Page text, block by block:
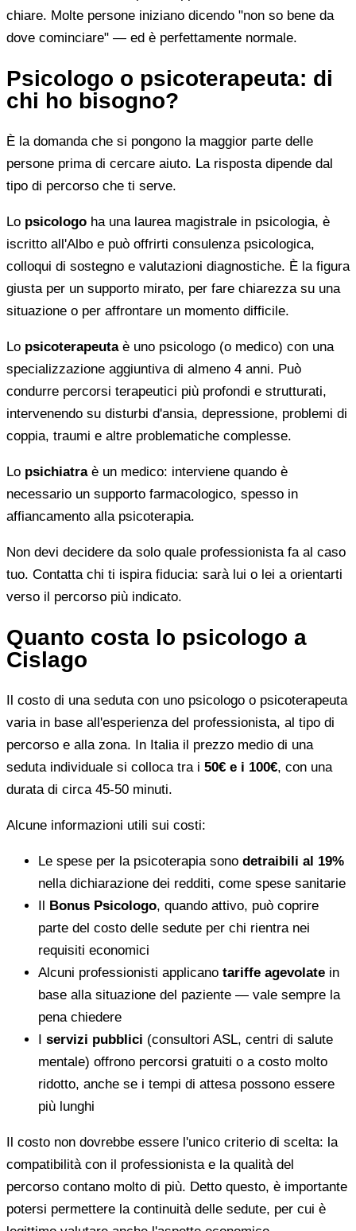
chiare. Molte persone iniziano dicendo "non so bene da
dove cominciare" — ed è perfettamente normale.
Psicologo o psicoterapeuta: di
chi ho bisogno?
È la domanda che si pongono la maggior parte delle
persone prima di cercare aiuto. La risposta dipende dal
tipo di percorso che ti serve.
Lo psicologo ha una laurea magistrale in psicologia, è
iscritto all'Albo e può offrirti consulenza psicologica,
colloqui di sostegno e valutazioni diagnostiche. È la figura
giusta per un supporto mirato, per fare chiarezza su una
situazione o per affrontare un momento difficile.
Lo psicoterapeutaè uno psicologo (o medico) con una
specializzazione aggiuntiva di almeno 4 anni. Può
condurre percorsi terapeutici più profondi e strutturati,
intervenendo su disturbi d'ansia, depressione, problemi di
coppia, traumi e altre problematiche complesse.
Lo psichiatraè un medico: interviene quando è
necessario un supporto farmacologico, spesso in
affiancamento alla psicoterapia.
Non devi decidere da solo quale professionista fa al caso
tuo. Contatta chi ti ispira fiducia: sarà lui o lei a orientarti
verso il percorso più indicato.
Quanto costa lo psicologo a
Cislago
Il costo di una seduta con uno psicologo o psicoterapeuta
varia in base all'esperienza del professionista, al tipo di
percorso e alla zona. In Italia il prezzo medio di una
seduta individuale si colloca tra i 50€ e i 100€, con una
durata di circa 45-50 minuti.
Alcune informazioni utili sui costi:
Le spese per la psicoterapia sono detraibili al 19%
nella dichiarazione dei redditi, come spese sanitarie
Il Bonus Psicologo, quando attivo, può coprire
parte del costo delle sedute per chi rientra nei
requisiti economici
Alcuni professionisti applicano tariffe agevolate in
base alla situazione del paziente — vale sempre la
pena chiedere
I servizi pubblici (consultori ASL, centri di salute
mentale) offrono percorsi gratuiti o a costo molto
ridotto, anche se i tempi di attesa possono essere
più lunghi
Il costo non dovrebbe essere l'unico criterio di scelta: la
compatibilità con il professionista e la qualità del
percorso contano molto di più. Detto questo, è importante
potersi permettere la continuità delle sedute, per cui è